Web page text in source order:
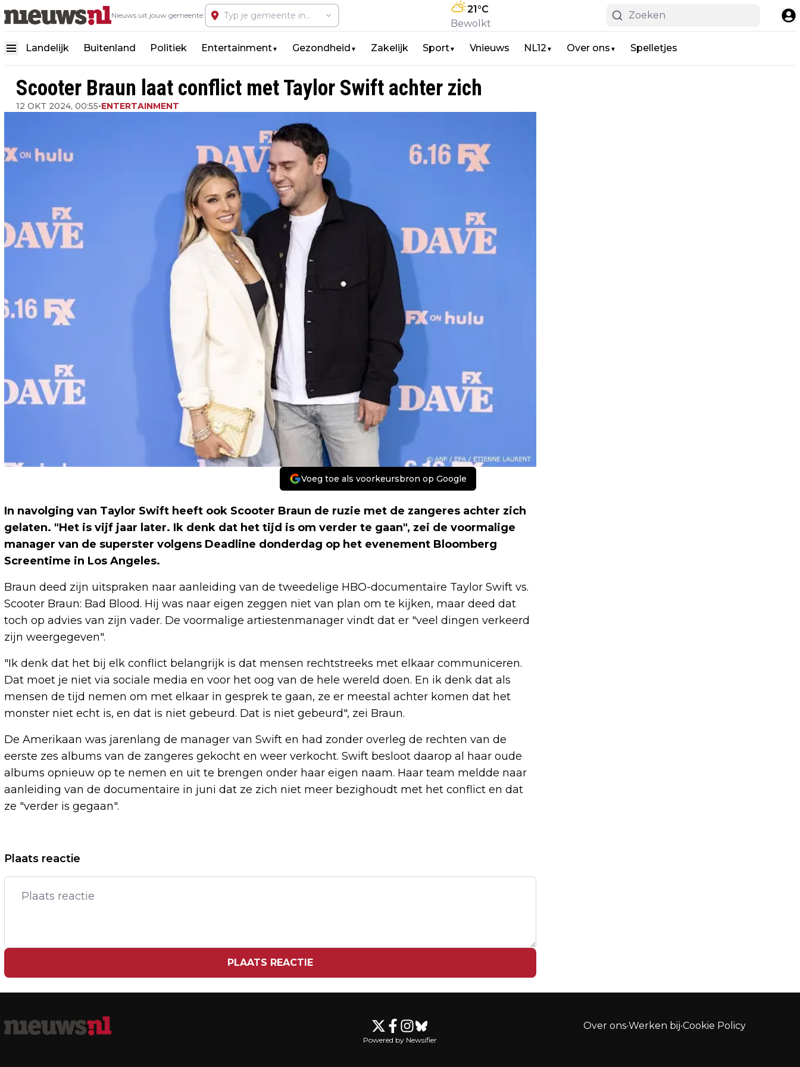
Nieuws uit jouw gemeente:
21°C
Bewolkt
Landelijk Buitenland Politiek Entertainment▼ Gezondheid ▼ Zakelijk Sport▼ Vnieuws NL12 ▼ Over ons ▼ Spelletjes
Scooter Braun laat conflict met Taylor Swift achter zich
12 OKT 2024, 00:55•ENTERTAINMENT
Voeg toe als voorkeursbron op Google
In navolging van Taylor Swift heeft ook Scooter Braun de ruzie met de zangeres achter zich
gelaten. "Het is vijf jaar later. Ik denk dat het tijd is om verder te gaan", zei de voormalige
manager van de superster volgens Deadline donderdag op het evenement Bloomberg
Screentime in Los Angeles.
Braun deed zijn uitspraken naar aanleiding van de tweedelige HBO-documentaire Taylor Swift vs.
Scooter Braun: Bad Blood. Hij was naar eigen zeggen niet van plan om te kijken, maar deed dat
toch op advies van zijn vader. De voormalige artiestenmanager vindt dat er "veel dingen verkeerd
zijn weergegeven".
"Ik denk dat het bij elk conflict belangrijk is dat mensen rechtstreeks met elkaar communiceren.
Dat moet je niet via sociale media en voor het oog van de hele wereld doen. En ik denk dat als
mensen de tijd nemen om met elkaar in gesprek te gaan, ze er meestal achter komen dat het
monster niet echt is, en dat is niet gebeurd. Dat is niet gebeurd", zei Braun.
De Amerikaan was jarenlang de manager van Swift en had zonder overleg de rechten van de
eerste zes albums van de zangeres gekocht en weer verkocht. Swift besloot daarop al haar oude
albums opnieuw op te nemen en uit te brengen onder haar eigen naam. Haar team meldde naar
aanleiding van de documentaire in juni dat ze zich niet meer bezighoudt met het conflict en dat
ze "verder is gegaan".
Vorig artikel
AJAX EN KNVB STAAN IN
ROUWADVERTENTIES STIL BIJ DOOD
BOEING SCHRAPT 17.000 BANEN OM
Plaats reactie
PLAATS REACTIE
Over ons•Werken bij•Cookie Policy
Powered by Newsifier